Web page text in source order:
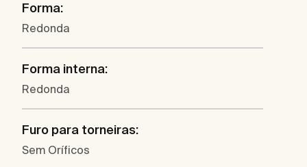
Forma:
Redonda
Forma interna:
Redonda
Furo para torneiras:
Sem Oríficos